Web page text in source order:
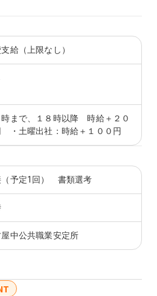
給（上限なし）
時まで、１８時以降 時給＋２０
・土曜出社：時給＋１００円
（予定1回） 書類選考
中公共職業安定所